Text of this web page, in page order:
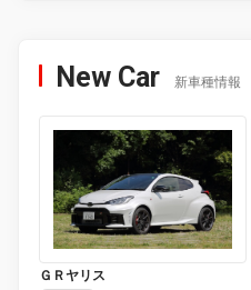
New Car 新車種情報
ＧＲヤリス